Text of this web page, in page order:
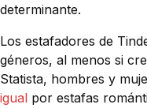
determinante.
Los estafadores de
géneros, al menos si
Statista, hombres y
igual por estafas